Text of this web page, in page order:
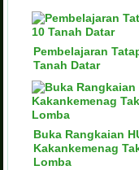
Pembelajaran
Tanah Datar
Buka Rangkaian
Kakankemenag
Lomba